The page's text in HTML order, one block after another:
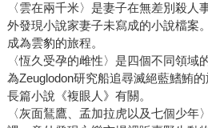
〈雲在兩千米〉是妻子在無差別殺人
外發現小說家妻子未寫成的小說檔案
成為雲豹的旅程。
〈恆久受孕的雌性〉是四個不同領域
為Zeuglodon研究船追尋滅絕藍鰭鮪
長篇小說《複眼人》有關。
〈灰面鵟鷹、孟加拉虎以及七個少年